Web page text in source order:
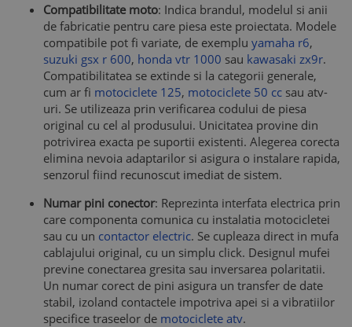
Compatibilitate moto: Indica brandul, modelul si anii
de fabricatie pentru care piesa este proiectata. Modele
compatibile pot fi variate, de exemplu yamaha r6,
suzuki gsx r 600, honda vtr 1000 sau kawasaki zx9r.
Compatibilitatea se extinde si la categorii generale,
cum ar fi motociclete 125, motociclete 50 cc sau atv-
uri. Se utilizeaza prin verificarea codului de piesa
original cu cel al produsului. Unicitatea provine din
potrivirea exacta pe suportii existenti. Alegerea corecta
elimina nevoia adaptarilor si asigura o instalare rapida,
senzorul fiind recunoscut imediat de sistem.
Numar pini conector: Reprezinta interfata electrica prin
care componenta comunica cu instalatia motocicletei
sau cu un contactor electric. Se cupleaza direct in mufa
cablajului original, cu un simplu click. Designul mufei
previne conectarea gresita sau inversarea polaritatii.
Un numar corect de pini asigura un transfer de date
stabil, izoland contactele impotriva apei si a vibratiilor
specifice traseelor de motociclete atv.